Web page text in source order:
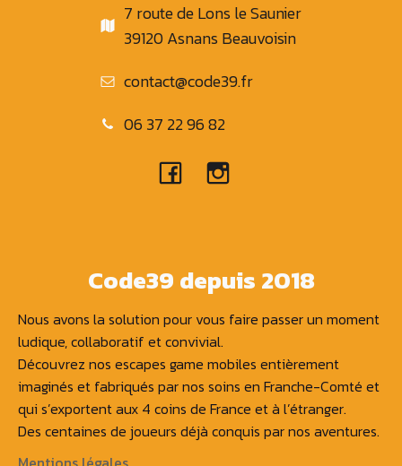
7 route de Lons le Saunier
39120 Asnans Beauvoisin
contact@code39.fr
06 37 22 96 82
Code39 depuis 2018
Nous avons la solution pour vous faire passer un moment
ludique, collaboratif et convivial.
Découvrez nos escapes game mobiles entièrement
imaginés et fabriqués par nos soins en Franche-Comté et
qui s’exportent aux 4 coins de France et à l’étranger.
Des centaines de joueurs déjà conquis par nos aventures.